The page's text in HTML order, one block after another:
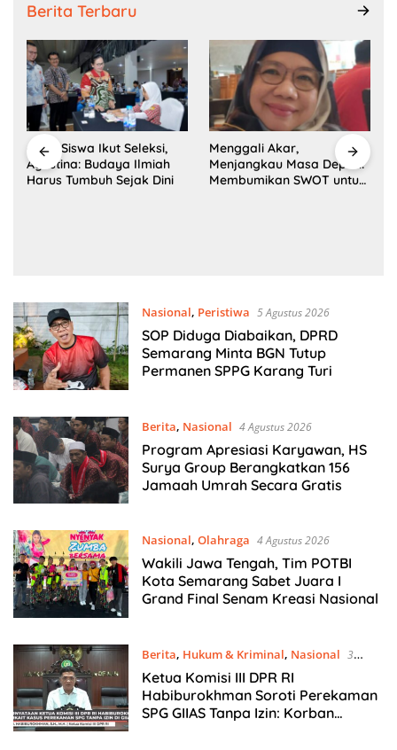
Berita Terbaru
6.292 Siswa Ikut Seleksi,
Agustina: Budaya Ilmiah
Harus Tumbuh Sejak Dini
Menggali Akar,
Menjangkau Masa Depan:
Membumikan SWOT untuk
Nasional, Peristiwa 5 Agustus 2026
SOP Diduga Diabaikan, DPRD
Semarang Minta BGN Tutup
Permanen SPPG Karang Turi
Berita, Nasional 4 Agustus 2026
Program Apresiasi Karyawan, HS
Surya Group Berangkatkan 156
Jamaah Umrah Secara Gratis
Nasional, Olahraga 4 Agustus 2026
Wakili Jawa Tengah, Tim POTBI
Kota Semarang Sabet Juara I
Grand Final Senam Kreasi Nasional
Berita, Hukum & Kriminal, Nasional 3
Agustus 2026
Ketua Komisi III DPR RI
Habiburokhman Soroti Perekaman
SPG GIIAS Tanpa Izin: Korban